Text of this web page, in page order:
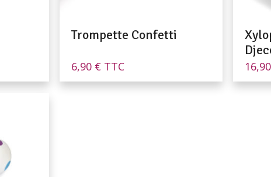
Trompette Confetti
6,90 € TTC 16,90